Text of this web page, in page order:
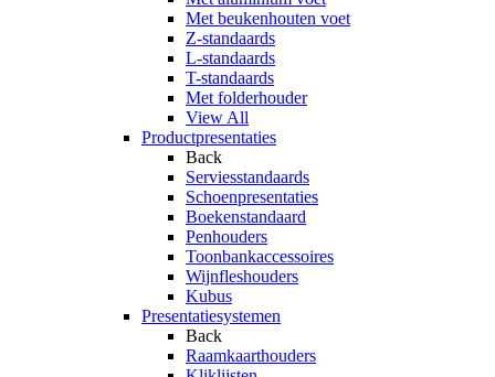
Met beukenhouten voet
Z-standaards
L-standaards
T-standaards
Met folderhouder
View All
Productpresentaties
Back
Serviesstandaards
Schoenpresentaties
Boekenstandaard
Penhouders
Toonbankaccessoires
Wijnfleshouders
Kubus
Presentatiesystemen
Back
Raamkaarthouders